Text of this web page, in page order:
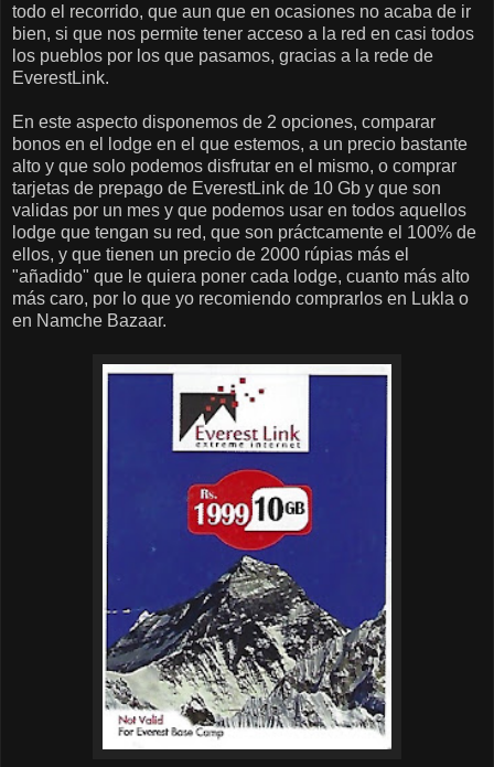
todo el recorrido, que aun que en ocasiones no acaba de ir
bien, si que nos permite tener acceso a la red en casi todos
los pueblos por los que pasamos, gracias a la rede de
EverestLink.
En este aspecto disponemos de 2 opciones, comparar
bonos en el lodge en el que estemos, a un precio bastante
alto y que solo podemos disfrutar en el mismo, o comprar
tarjetas de prepago de EverestLink de 10 Gb y que son
validas por un mes y que podemos usar en todos aquellos
lodge que tengan su red, que son práctcamente el 100% de
ellos, y que tienen un precio de 2000 rúpias más el
"añadido" que le quiera poner cada lodge, cuanto más alto
más caro, por lo que yo recomiendo comprarlos en Lukla o
en Namche Bazaar.